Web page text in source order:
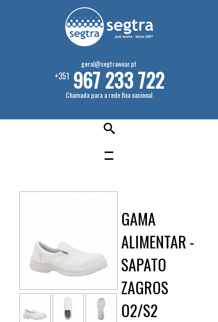
geral@segtrawear.pt
+351 967 233 722
Chamada para a rede fixa nacional
GAMA
ALIMENTAR -
SAPATO
ZAGROS
O2/S2